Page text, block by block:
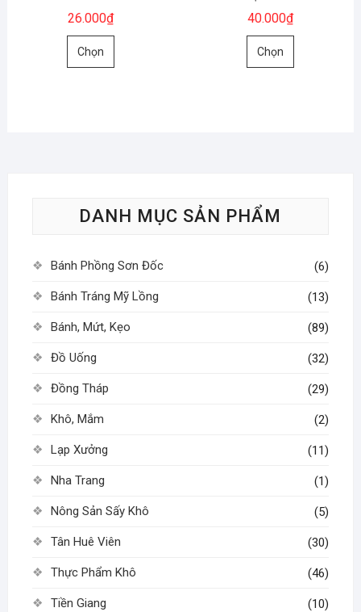
trang
phẩm
phẩm
26.000₫
Chọn
Sản
chọn
được
chọn
trang
40.000₫
Chọn
Sản
được
chọn
trang
sản
phẩm
DANH MỤC SẢN PHẨM
Bánh Phồng Sơn Đốc (6)
Bánh Tráng Mỹ Lồng (13)
Bánh, Mứt, Kẹo (89)
Đồ Uống (32)
Đồng Tháp (29)
Khô, Mắm (2)
Lạp Xưởng (11)
Nha Trang (1)
Nông Sản Sấy Khô (5)
Tân Huê Viên (30)
Thực Phẩm Khô (46)
Tiền Giang (10)